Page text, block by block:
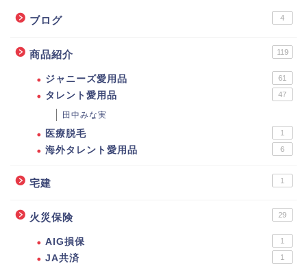
ブログ 4
商品紹介 119
ジャニーズ愛用品 61
タレント愛用品 47
田中みな実
医療脱毛 1
海外タレント愛用品 6
宅建 1
火災保険 29
AIG損保 1
JA共済 1